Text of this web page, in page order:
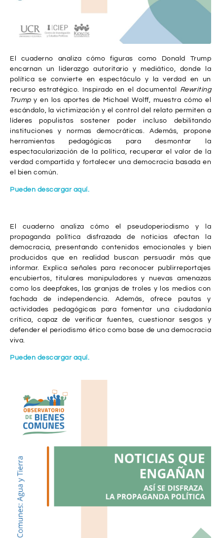
El cuaderno analiza cómo figuras como Donald Trump
encarnan un liderazgo autoritario y mediático, donde la
política se convierte en espectáculo y la verdad en un
recurso estratégico. Inspirado en el documental
Rewriting
Trumpy en los aportes de Michael Wolff, muestra cómo el
escándalo, la victimización y el control del relato permiten a
líderes populistas sostener poder incluso debilitando
instituciones y normas democráticas. Además, propone
herramientas pedagógicas para desmontar la
espectacularización de la política, recuperar el valor de la
verdad compartida y fortalecer una democracia basada en
el bien común.
Pueden descargar aquí.
El cuaderno analiza cómo el pseudoperiodismo y la
propaganda política disfrazada de noticias afectan la
democracia, presentando contenidos emocionales y bien
producidos que en realidad buscan persuadir más que
informar. Explica señales para reconocer publirreportajes
encubiertos, titulares manipuladores y nuevas amenazas
como los deepfakes, las granjas de troles y los medios con
fachada de independencia. Además, ofrece pautas y
actividades pedagógicas para fomentar una ciudadanía
crítica, capaz de verificar fuentes, cuestionar sesgos y
defender el periodismo ético como base de una democracia
viva.
Pueden descargar aquí.